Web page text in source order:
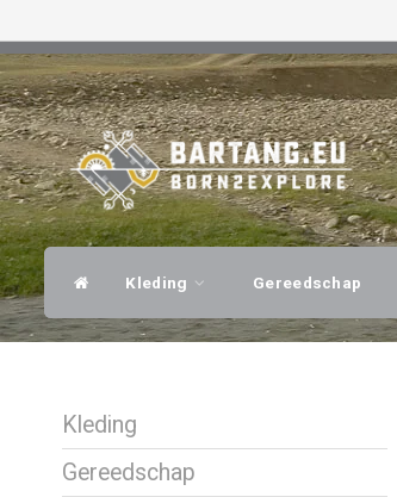
Kleding Gereedschap
Kleding
Gereedschap